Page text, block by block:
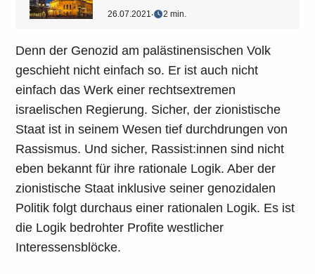
26.07.2021‧ 2 min.
Denn der Genozid am palästinensischen Volk
geschieht nicht einfach so. Er ist auch nicht
einfach das Werk einer rechtsextremen
israelischen Regierung. Sicher, der zionistische
Staat ist in seinem Wesen tief durchdrungen von
Rassismus. Und sicher, Rassist:innen sind nicht
eben bekannt für ihre rationale Logik. Aber der
zionistische Staat inklusive seiner genozidalen
Politik folgt durchaus einer rationalen Logik. Es ist
die Logik bedrohter Profite westlicher
Interessensblöcke.